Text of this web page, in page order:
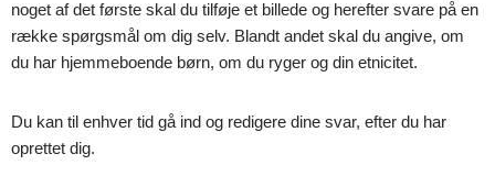
noget af det første skal du tilføje et billede og herefter svare på en
række spørgsmål om dig selv. Blandt andet skal du angive, om
du har hjemmeboende børn, om du ryger og din etnicitet.
Du kan til enhver tid gå ind og redigere dine svar, efter du har
oprettet dig.